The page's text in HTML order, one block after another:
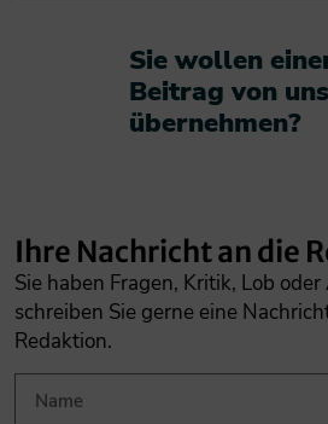
Sie wollen
Beitrag von uns
übernehmen?​
Ihre Nachricht an die
Sie haben Fragen, Kritik, Lob
schreiben Sie gerne eine
Redaktion.